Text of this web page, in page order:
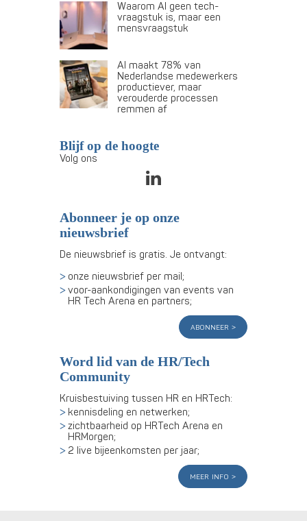
Waarom AI geen tech-
vraagstuk is, maar een
mensvraagstuk
AI maakt 78% van
Nederlandse medewerkers
productiever, maar
verouderde processen
remmen af
Blijf op de hoogte
Volg ons
Abonneer je op onze
nieuwsbrief
De nieuwsbrief is gratis. Je ontvangt:
onze nieuwsbrief per mail;
voor-aankondigingen van events van
HR Tech Arena en partners;
abonneer
Word lid van de HR/Tech
Community
Kruisbestuiving tussen HR en HRTech:
kennisdeling en netwerken;
zichtbaarheid op HRTech Arena en
HRMorgen;
2 live bijeenkomsten per jaar;
meer info